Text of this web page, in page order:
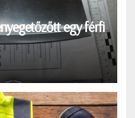
egy férfi